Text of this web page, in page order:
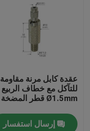
أشرطة فيديو
جولة في المعمل
مراقبة الجودة
عقدة كابل مرنة مقاومة
للتآكل مع خطاف الربيع
Ø1.5mm قطر المضخة
إرسال استفسار